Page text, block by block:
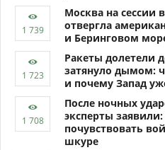
Москва на сессии
отвергла
и Беринговом
Ракеты долетели
затянуло дымом:
и почему Запад
После ночных
эксперты
почувствовать
шкуре